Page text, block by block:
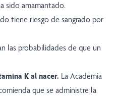
sido amamantado.
tiene riesgo de sangrado por
las probabilidades de que un
K al nacer. La Academia
que se administre la